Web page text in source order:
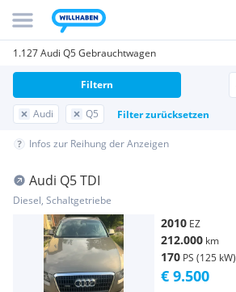
1.127 Audi Q5 Gebrauchtwagen
Audi Q5 Filter zurücksetzen
Filtern
Infos zur Reihung der Anzeigen
Audi Q5 TDI
Diesel, Schaltgetriebe
2010 EZ
212.000 km
170 PS (125 kW)
€ 9.500